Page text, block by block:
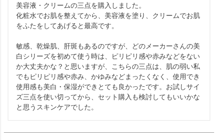
美容液・クリームの三点を購入しました。
化粧水でお肌を整えてから、美容液を塗り、クリームでお肌
をふたをしてあげると最高です。
敏感、乾燥肌、肝斑もあるのですが、どのメーカーさんの美
白シリーズを初めて使う時は、ピリピリ感や赤みなどをない
か大丈夫かな？と思いますが、こちらの三点は、肌の弱い私
でもピリピリ感や赤み、かゆみなどまったくなく、使用でき
使用感も美白・保湿ができとても良かったです。お試しサイ
ズ三点を使い切ってから、セット購入も検討してもいいかな
と思うスキンケアでした。